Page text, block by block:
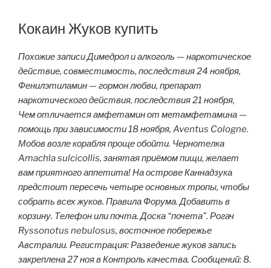
Кокаин Жуков купить
Похожие записи Димедрол и алкоголь — наркотическое
действие, совместимость, последствия 24 ноября,
Фенилэтиламин — гормон любви, препарат
наркотического действия, последствия 21 ноября,
Чем отличается амфетамин от метамфетамина —
помощь при зависимости 18 ноября, Aventus Cologne.
Мобов возле корабля проще обойти. Чернотелка
Amachla sulcicollis, занятая приёмом пищи, желает
вам приятного аппетита! На острове Каннадзука
предстоит пересечь четыре основных тропы, чтобы
собрать всех жуков. Правила Форума. Добавить в
корзину. Телефон или почта. Доска “почета”. Рогач
Ryssonotus nebulosus, восточное побережье
Австралии. Регистрация: Разведение жуков запись
закреплена 27 ноя в Контроль качества. Сообщений: 8.